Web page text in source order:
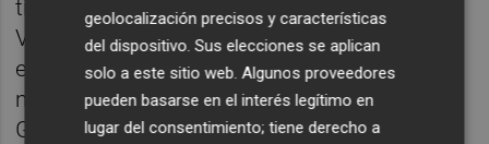
tiempo en manos del presidente del
Ventorro”, ha advertido Simó. “La excusa es
el FLA, dice, pero no explica que cuenta con
más recursos que nunca por parte del
Gobierno de España, con un total que al final
geolocalización precisos y características
del dispositivo. Sus elecciones se aplican
solo a este sitio web. Algunos proveedores
pueden basarse en el interés legítimo en
lugar del consentimiento; tiene derecho a